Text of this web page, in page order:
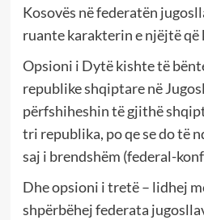
Kosovës në federatën
ruante karakterin e njëjtë që
Opsioni i Dytë kishte të
republike shqiptare në
përfshiheshin të gjithë
tri republika, po qe se do të
saj i brendshëm (federal-
Dhe opsioni i tretë – lidhej
shpërbëhej federata